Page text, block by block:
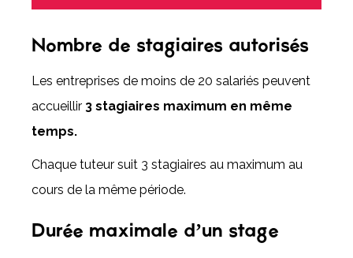
Nombre de stagiaires autorisés
Les entreprises de moins de 20 salariés peuvent
accueillir 3 stagiaires maximum en même
temps.
Chaque tuteur suit 3 stagiaires au maximum au
cours de la même période.
Durée maximale d’un stage